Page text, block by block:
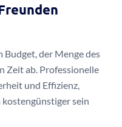
Budget, der Menge des
Zeit ab. Professionelle
und Effizienz,
sein